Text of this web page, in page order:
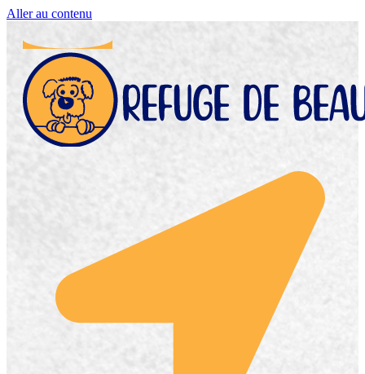
Aller au contenu